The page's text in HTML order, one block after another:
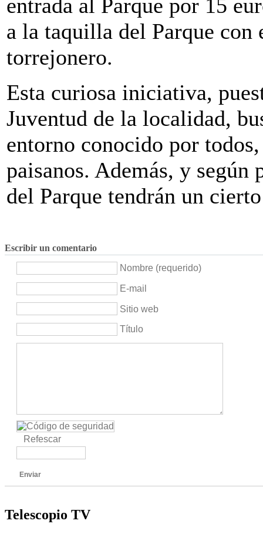
entrada al Parque por 15
a la taquilla del Parque
torrejonero.
Esta curiosa iniciativa,
Juventud de la localidad,
entorno conocido por
paisanos. Además, y según
del Parque tendrán un
Escribir un comentario
Nombre (requerido)
E-mail
Sitio web
Título
Refescar
Enviar
Telescopio TV